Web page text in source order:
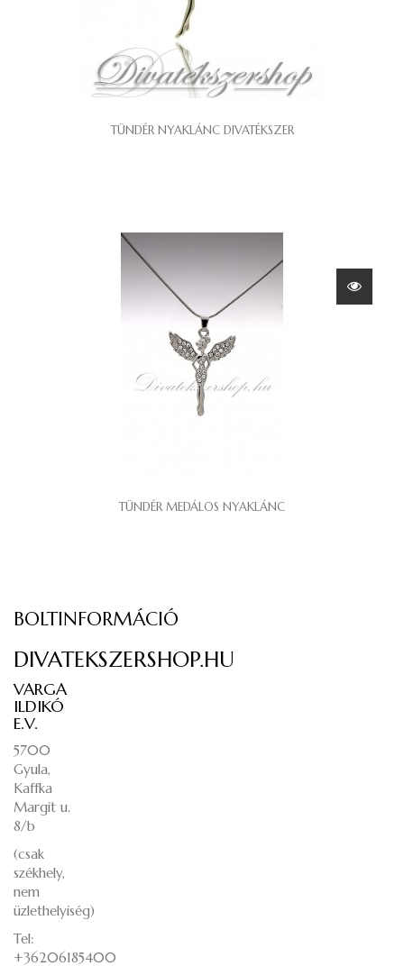
TÜNDÉR NYAKLÁNC DIVATÉKSZER
TÜNDÉR MEDÁLOS NYAKLÁNC
BOLTINFORMÁCIÓ
DIVATEKSZERSHOP.HU
VARGA
ILDIKÓ
E.V.
5700
Gyula,
Kaffka
Margit u.
8/b
(csak
székhely,
nem
üzlethelyiség)
Tel:
+36206185400